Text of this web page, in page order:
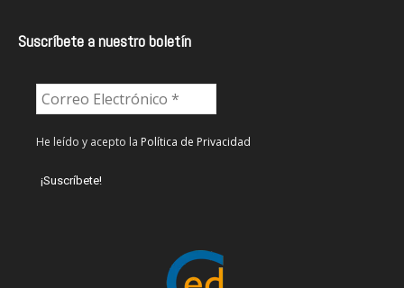
Suscríbete a nuestro boletín
He leído y acepto la Política de Privacidad